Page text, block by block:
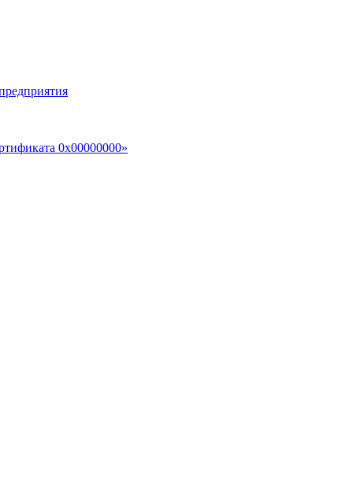
0x00000000»